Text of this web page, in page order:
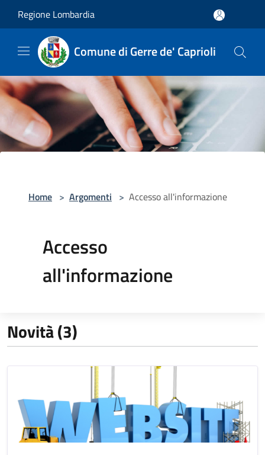
Regione Lombardia
Comune di Gerre de' Caprioli
Home > Argomenti > Accesso all'informazione
Accesso
all'informazione
Novità (3)